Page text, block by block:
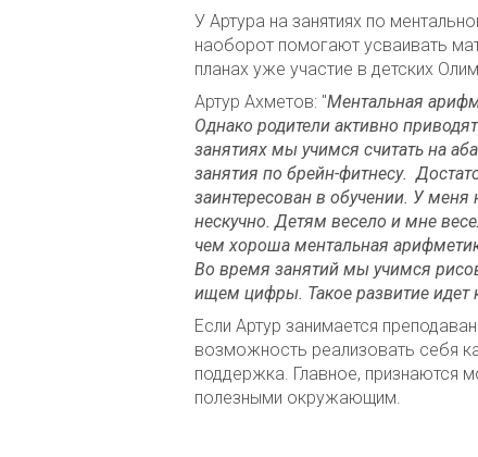
У Артура на занятиях по
наоборот помогают усваивать
планах уже участие в детских
Артур Ахметов: "Ментальная
Однако родители активно
занятиях мы учимся считать на
занятия по брейн-фитнесу.
заинтересован в обучении. У
нескучно. Детям весело и мне
чем хороша ментальная
Во время занятий мы учимся
ищем цифры. Такое развитие идет
Если Артур занимается
возможность реализовать себя
поддержка. Главное, признаются
полезными окружающим.